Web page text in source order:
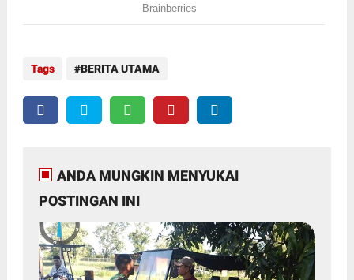
Tags BERITA UTAMA
ANDA MUNGKIN MENYUKAI
POSTINGAN INI